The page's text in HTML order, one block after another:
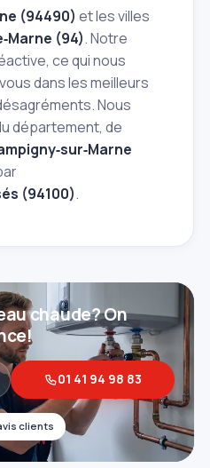
(94490) et les villes
(94). Notre
ce qui nous
dans les meilleurs
Nous
département, de
(94100).
clients
chaude? On
01 41 94 98 83